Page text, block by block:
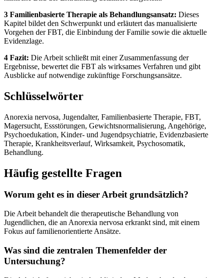
3 Familienbasierte Therapie als Behandlungsansatz: Dieses
Kapitel bildet den Schwerpunkt und erläutert das manualisierte
Vorgehen der FBT, die Einbindung der Familie sowie die aktuelle
Evidenzlage.
4 Fazit: Die Arbeit schließt mit einer Zusammenfassung der
Ergebnisse, bewertet die FBT als wirksames Verfahren und gibt
Ausblicke auf notwendige zukünftige Forschungsansätze.
Schlüsselwörter
Anorexia nervosa, Jugendalter, Familienbasierte Therapie, FBT,
Magersucht, Essstörungen, Gewichtsnormalisierung, Angehörige,
Psychoedukation, Kinder- und Jugendpsychiatrie, Evidenzbasierte
Therapie, Krankheitsverlauf, Wirksamkeit, Psychosomatik,
Behandlung.
Häufig gestellte Fragen
Worum geht es in dieser Arbeit grundsätzlich?
Die Arbeit behandelt die therapeutische Behandlung von
Jugendlichen, die an Anorexia nervosa erkrankt sind, mit einem
Fokus auf familienorientierte Ansätze.
Was sind die zentralen Themenfelder der
Untersuchung?